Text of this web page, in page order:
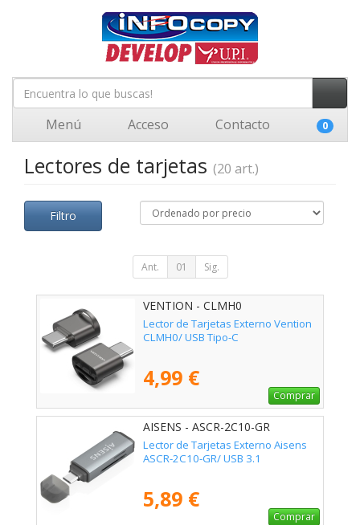
Menú Acceso Contacto 0
Lectores de tarjetas (20 art.)
Filtro
Ant. 01 Sig.
VENTION - CLMH0
Lector de Tarjetas Externo Vention
CLMH0/ USB Tipo-C
4,99 €
Comprar
AISENS - ASCR-2C10-GR
Lector de Tarjetas Externo Aisens
ASCR-2C10-GR/ USB 3.1
5,89 €
Comprar